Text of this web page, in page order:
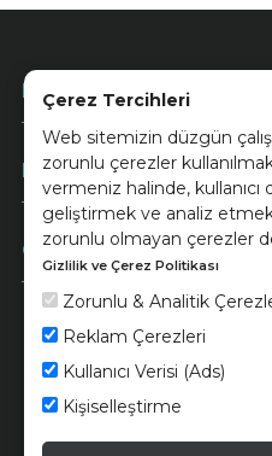
Çerez Tercihleri
Web sitemizin düzgün
zorunlu çerezler
vermeniz halinde, kullanıcı
geliştirmek ve analiz etmek
zorunlu olmayan çerezler
Gizlilik ve Çerez Politikası
Zorunlu & Analitik
Reklam Çerezleri
Kullanıcı Verisi (Ads)
Kişiselleştirme
Kurumsal
Müşteri Hizmetleri
Ödeme
Keramika Kvkk
© 2026 Ünsa Madencilik
Elektrik Üretim San. ve